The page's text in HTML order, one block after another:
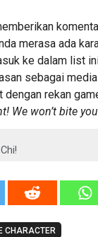
merasa ada
ke dalam list
sebagai
rekan
We won’t bite
CHARACTER